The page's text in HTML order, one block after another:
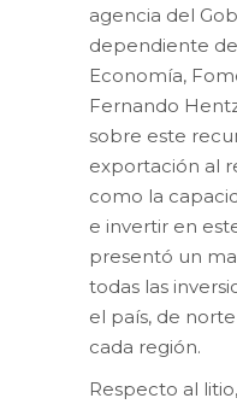
agencia del
dependiente
Economía,
Fernando
sobre este
exportación al
como la
e invertir en
presentó un
todas las
el país, de
cada región.
Respecto al